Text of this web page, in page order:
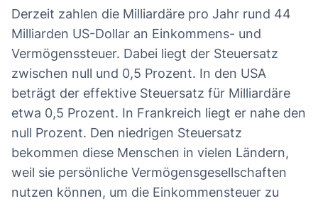
Derzeit zahlen die Milliardäre pro Jahr rund 44
Milliarden US-Dollar an Einkommens- und
Vermögenssteuer. Dabei liegt der Steuersatz
zwischen null und 0,5 Prozent. In den USA
beträgt der effektive Steuersatz für Milliardäre
etwa 0,5 Prozent. In Frankreich liegt er nahe den
null Prozent. Den niedrigen Steuersatz
bekommen diese Menschen in vielen Ländern,
weil sie persönliche Vermögensgesellschaften
nutzen können, um die Einkommensteuer zu